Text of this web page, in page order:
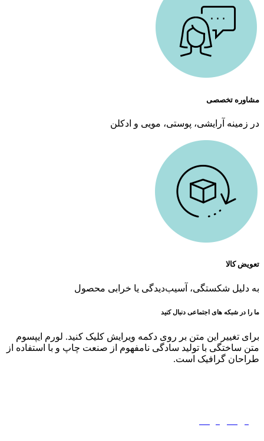
مشاوره تخصصی
در زمینه آرایشی، پوستی، مویی و ادکلن
تعویض کالا
به دلیل شکستگی، آسیب‌دیدگی یا خرابی محصول
ما را در شبکه های اجتماعی دنبال کنید
برای تغییر این متن بر روی دکمه ویرایش کلیک کنید. لورم ایپسوم
متن ساختگی با تولید سادگی نامفهوم از صنعت چاپ و با استفاده از
طراحان گرافیک است.